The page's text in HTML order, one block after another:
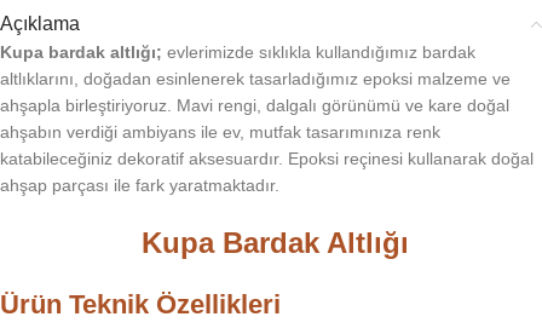
Açıklama
Kupa bardak altlığı; evlerimizde sıklıkla kullandığımız bardak
altlıklarını, doğadan esinlenerek tasarladığımız epoksi malzeme ve
ahşapla birleştiriyoruz. Mavi rengi, dalgalı görünümü ve kare doğal
ahşabın verdiği ambiyans ile ev, mutfak tasarımınıza renk
katabileceğiniz dekoratif aksesuardır. Epoksi reçinesi kullanarak doğal
ahşap parçası ile fark yaratmaktadır.
Kupa Bardak Altlığı
Ürün Teknik Özellikleri